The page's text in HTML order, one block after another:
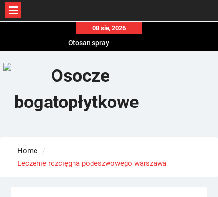
content
08 sie, 2026
Otosan spray
Home
Leczenie rozcięgna podeszwowego warszawa